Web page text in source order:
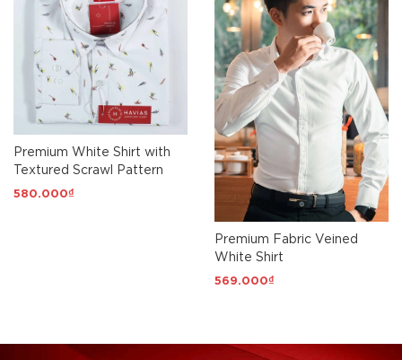
Premium White Shirt with
Textured Scrawl Pattern
580.000₫
Premium Fabric Veined
White Shirt
569.000₫